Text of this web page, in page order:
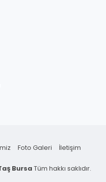
Foto Galeri İletişim
Bursa Tüm hakkı saklıdır.